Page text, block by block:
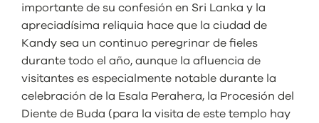
importante de su confesión en Sri Lanka y la
apreciadísima reliquia hace que la ciudad de
Kandy sea un continuo peregrinar de fieles
durante todo el año, aunque la afluencia de
visitantes es especialmente notable durante la
celebración de la Esala Perahera, la Procesión del
Diente de Buda (para la visita de este templo hay